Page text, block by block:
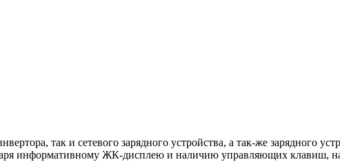
так и сетевого зарядного устройства, а так-же зарядного
информативному ЖК-дисплею и наличию управляющих клавиш,